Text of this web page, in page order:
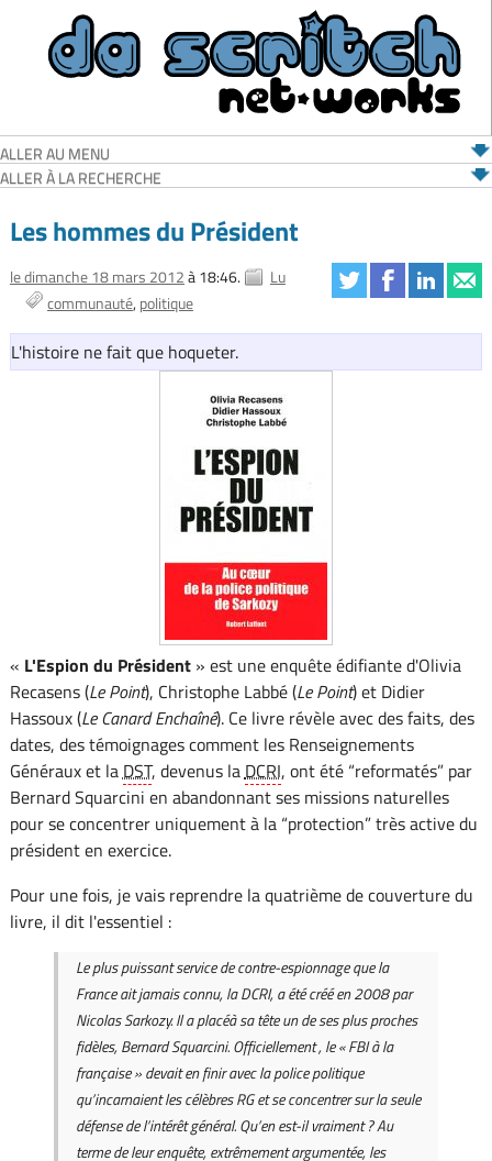
ALLER AU MENU
ALLER À LA RECHERCHE
Les hommes du Président
le dimanche 18 mars 2012à 18:46.
Lu
communauté politique
L'histoire ne fait que hoqueter.
« L'Espion du Président» est une enquête édifiante d'Olivia
Recasens (Le Point), Christophe Labbé (Le Point) et Didier
Hassoux (Le Canard Enchaîné). Ce livre révèle avec des faits, des
dates, des témoignages comment les Renseignements
Généraux et laDST, devenus laDCRI, ont été “reformatés” par
Bernard Squarcini en abandonnant ses missions naturelles
pour se concentrer uniquement à la “protection” très active du
président en exercice.
Pour une fois, je vais reprendre la quatrième de couverture du
livre, il dit l'essentiel :
Le plus puissant service de contre-espionnage que la
France ait jamais connu, la DCRI, a été créé en 2008 par
Nicolas Sarkozy. Il a placéà sa tête un de ses plus proches
fidèles, Bernard Squarcini. Officiellement , le « FBI à la
française » devait en finir avec la police politique
qu’incarnaient les célèbres RG et se concentrer sur la seule
défense de l’intérêt général. Qu’en est-il vraiment ? Au
terme de leur enquête, extrêmement argumentée, les